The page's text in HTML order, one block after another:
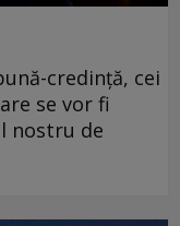
credință, cei
se vor fi
nostru de